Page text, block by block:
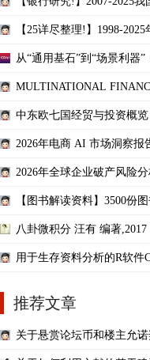
【25详尽整理!】1998-
从“通用基石”到“场景利器”
MULTINATIONAL
中东欧七国经贸与投资概览
2026年电商 AI 市场洞察报
2026年全球企业破产风险
【图书解读资料】3500份
八卦微积分 汪有 编著,2017
用于生存资料分析的R软件
推荐文章
关于悬赏论坛币和楼主允诺